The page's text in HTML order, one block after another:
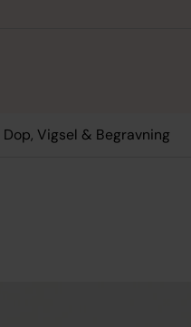
Dop, Vigsel & Begravning